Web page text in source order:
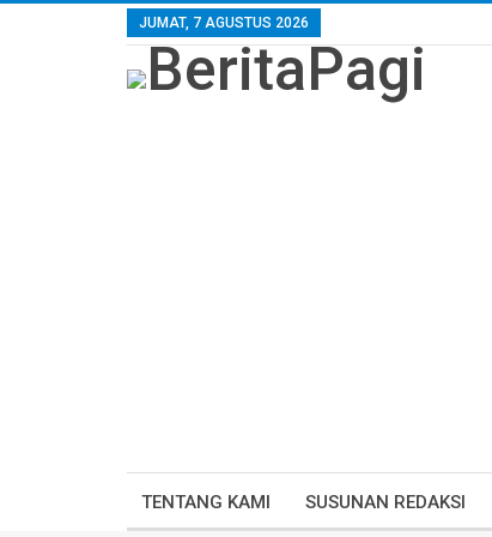
JUMAT, 7 AGUSTUS 2026
TENTANG KAMI SUSUNAN REDAKSI